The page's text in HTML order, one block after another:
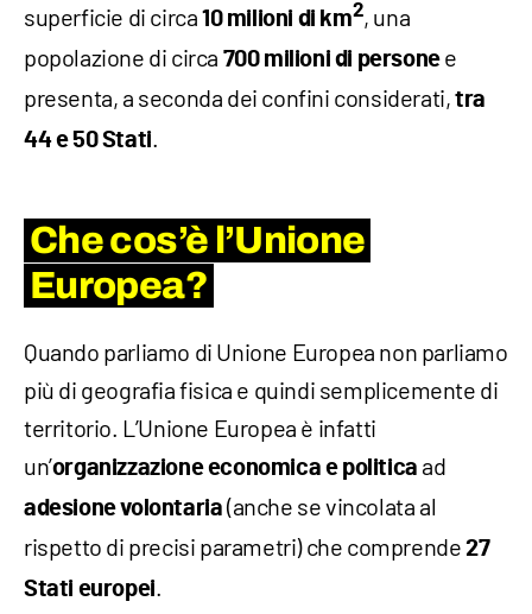
superficie di circa 10 milioni di km2, una
popolazione di circa 700 milioni di personee
presenta, a seconda dei confini considerati,tra
44 e 50 Stati.
Che cos’è l’Unione
Europea?
Quando parliamo di Unione Europea non parliamo
più di geografia fisica e quindi semplicemente di
territorio. L’Unione Europea è infatti
un’organizzazione economica e politica ad
adesione volontaria (anche se vincolata al
rispetto di precisi parametri) che comprende27
Stati europei.